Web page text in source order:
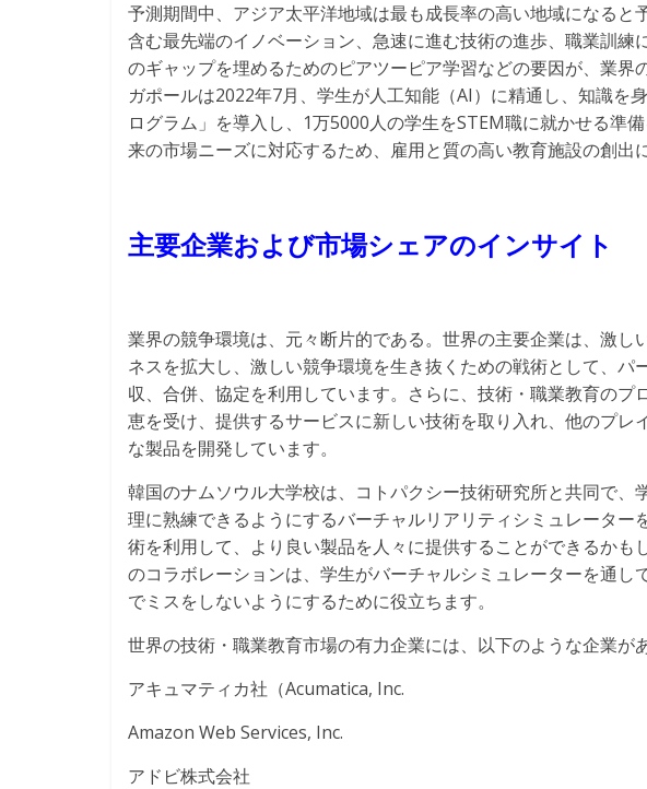
予測期間中、アジア太平洋地域は最も成長率の高い地域になると
含む最先端のイノベーション、急速に進む技術の進歩、職業訓練
のギャップを埋めるためのピアツーピア学習などの要因が、業界
ガポールは2022年7月、学生が人工知能（AI）に精通し、知識を
ログラム」を導入し、1万5000人の学生をSTEM職に就かせる準
来の市場ニーズに対応するため、雇用と質の高い教育施設の創出
主要企業および市場シェアのインサイト
業界の競争環境は、元々断片的である。世界の主要企業は、激し
ネスを拡大し、激しい競争環境を生き抜くための戦術として、パ
収、合併、協定を利用しています。さらに、技術・職業教育のプ
恵を受け、提供するサービスに新しい技術を取り入れ、他のプレ
な製品を開発しています。
韓国のナムソウル大学校は、コトパクシー技術研究所と共同で、
理に熟練できるようにするバーチャルリアリティシミュレーター
術を利用して、より良い製品を人々に提供することができるかも
のコラボレーションは、学生がバーチャルシミュレーターを通し
でミスをしないようにするために役立ちます。
世界の技術・職業教育市場の有力企業には、以下のような企業が
アキュマティカ社（Acumatica, Inc.
Amazon Web Services, Inc.
アドビ株式会社